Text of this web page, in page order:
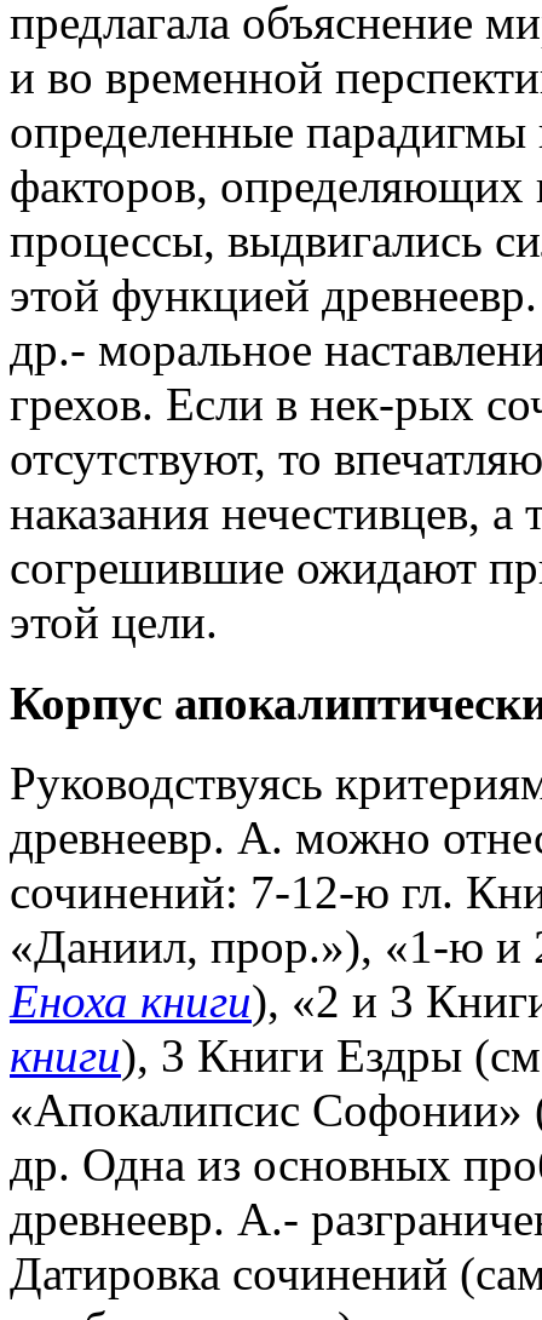
предлагала объяснение
и во временной
определенные парадигмы
факторов, определяющих
процессы, выдвигались
этой функцией
др.- моральное
грехов. Если в нек-рых
отсутствуют, то
наказания нечестивцев,
согрешившие ожидают
этой цели.
Корпус
Руководствуясь
древнеевр. А. можно
сочинений: 7-12-ю гл.
«Даниил, прор.»), «1-ю
Еноха книги), «2 и 3
книги), 3 Книги Ездры
«Апокалипсис
др. Одна из основных
древнеевр. А.-
Датировка сочинений